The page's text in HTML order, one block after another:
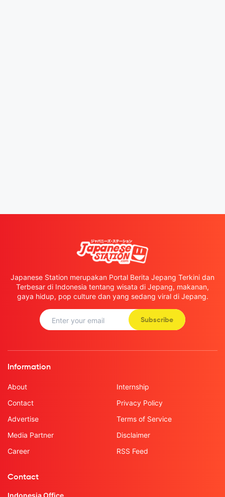
Japanese Station merupakan Portal Berita Jepang Terkini dan
Terbesar di Indonesia tentang wisata di Jepang, makanan,
gaya hidup, pop culture dan yang sedang viral di Jepang.
Subscribe
Information
About
Contact
Advertise
Media Partner
Career
Internship
Privacy Policy
Terms of Service
Disclaimer
RSS Feed
Contact
Indonesia Office